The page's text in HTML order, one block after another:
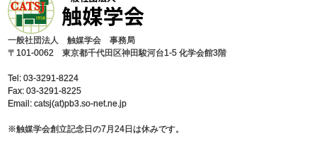
⼀般社団法⼈ 触媒学会 事務局
〒101-0062 東京都千代⽥区神⽥駿河台1-5 化学会館3階
Tel: 03-3291-8224
Fax: 03-3291-8225
Email: catsj(at)pb3.so-net.ne.jp
※触媒学会創⽴記念⽇の7⽉24⽇は休みです。